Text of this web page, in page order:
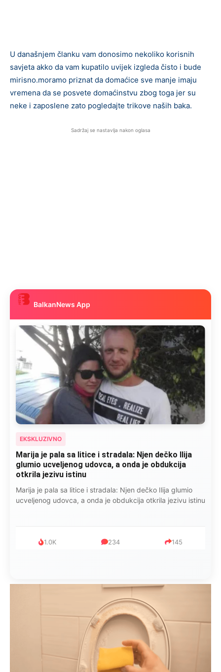
U današnjem članku vam donosimo nekoliko korisnih
savjeta akko da vam kupatilo uvijek izgleda čisto i bude
mirisno.moramo priznat da domaćice sve manje imaju
vremena da se posvete domaćinstvu zbog toga jer su
neke i zaposlene zato pogledajte trikove naših baka.
Sadržaj se nastavlja nakon oglasa
EKSKLUZIVNO
Kad se Marin suprug razbolio ona ga kupala,
pelene mu mijenjala: Jedno jutro je poslao po
čokoladu..
Kad se Marin suprug razbolio ona ga kupala, pelene mu
mijenjala: Jedno jutro je poslao po čokoladu..
999 321 234